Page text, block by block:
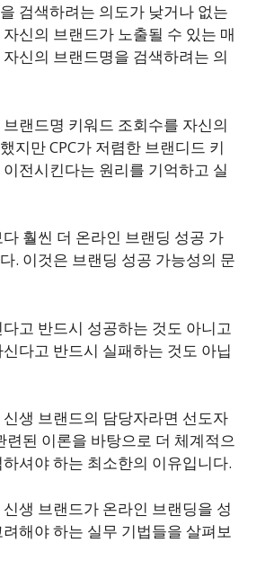
검색하려는 의도가 낮거나 없는
신의 브랜드가 노출될 수 있는 매
신의 브랜드명을 검색하려는 의
랜드명 키워드 조회수를 자신의
지만 CPC가 저렴한 브랜디드 키
이전시킨다는 원리를 기억하고 실
훨씬 더 온라인 브랜딩 성공 가
. 이것은 브랜딩 성공 가능성의 문
고 반드시 성공하는 것도 아니고
다고 반드시 실패하는 것도 아닙
생 브랜드의 담당자라면 선도자
련된 이론을 바탕으로 더 체계적으
셔야 하는 최소한의 이유입니다.
생 브랜드가 온라인 브랜딩을 성
해야 하는 실무 기법들을 살펴보